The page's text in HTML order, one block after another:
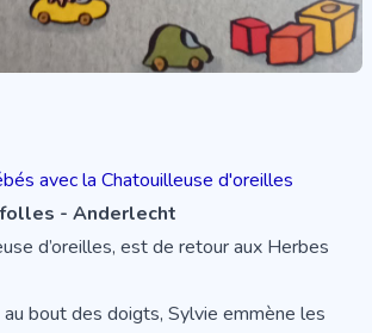
avec la Chatouilleuse d'oreilles
- Anderlecht
d’oreilles, est de retour aux Herbes
bout des doigts, Sylvie emmène les